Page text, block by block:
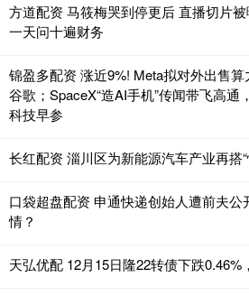
方道配资 马筱梅哭到停更后 直播切片
一天问十遍财务
锦盈多配资 涨近9%! Meta拟对外出售
谷歌；SpaceX“造AI手机”传闻带飞高
科技早参
长红配资 淄川区为新能源汽车产业再搭
口袋超盘配资 申通快递创始人遭前夫公
情？
天弘优配 12月15日隆22转债下跌0.46%